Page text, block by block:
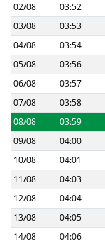
02/08
03:52
03/08
03:53
04/08
03:54
05/08
03:56
06/08
03:57
07/08
03:58
08/08
03:59
09/08
04:00
10/08
04:01
11/08
04:03
12/08
04:04
13/08
04:05
14/08
04:06